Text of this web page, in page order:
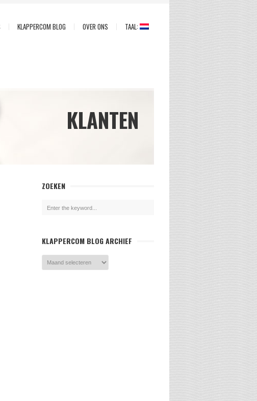
KLAPPERCOM BLOG OVER ONS TAAL:
KLANTEN
ZOEKEN
KLAPPERCOM BLOG ARCHIEF